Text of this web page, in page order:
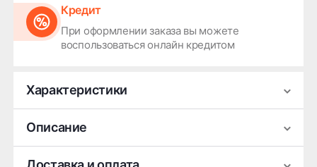
Кредит
При оформлении заказа вы можете
воспользоваться онлайн кредитом
Характеристики
Производитель
Ширина
6
Диаметр
14
Описание
Легковой колесный диск серии LS 816 от